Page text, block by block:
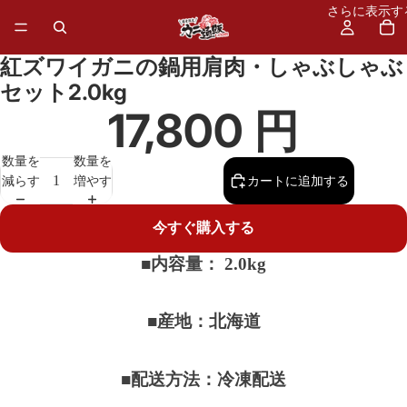
さらに表示す
紅ズワイガニの鍋用肩肉・しゃぶしゃぶ
セット2.0kg
17,800 円
数量を
減らす
数量を
増やす
カートに追加する
今すぐ購入する
■内容量： 2.0kg
■産地：北海道
■配送方法：冷凍配送